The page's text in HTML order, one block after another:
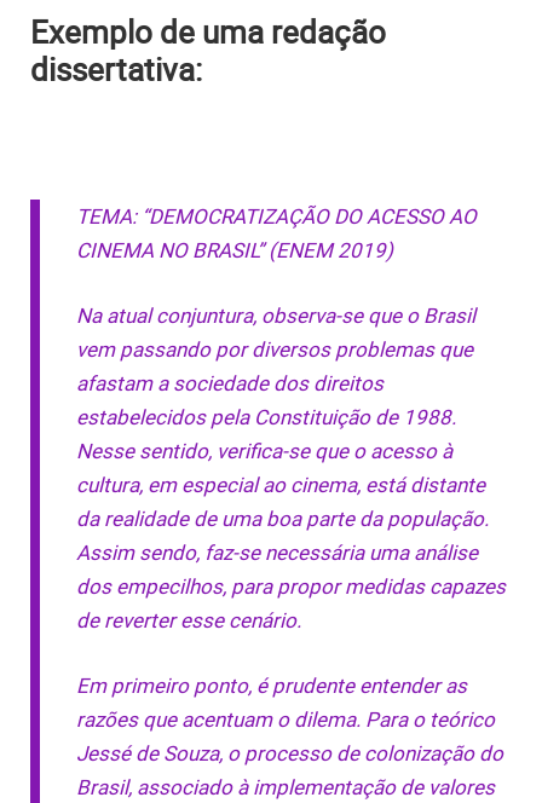
Exemplo de uma redação
dissertativa:
TEMA: “DEMOCRATIZAÇÃO DO ACESSO AO
CINEMA NO BRASIL” (ENEM 2019)
Na atual conjuntura, observa-se que o Brasil
vem passando por diversos problemas que
afastam a sociedade dos direitos
estabelecidos pela Constituição de 1988.
Nesse sentido, verifica-se que o acesso à
cultura, em especial ao cinema, está distante
da realidade de uma boa parte da população.
Assim sendo, faz-se necessária uma análise
dos empecilhos, para propor medidas capazes
de reverter esse cenário.
Em primeiro ponto, é prudente entender as
razões que acentuam o dilema. Para o teórico
Jessé de Souza, o processo de colonização do
Brasil, associado à implementação de valores